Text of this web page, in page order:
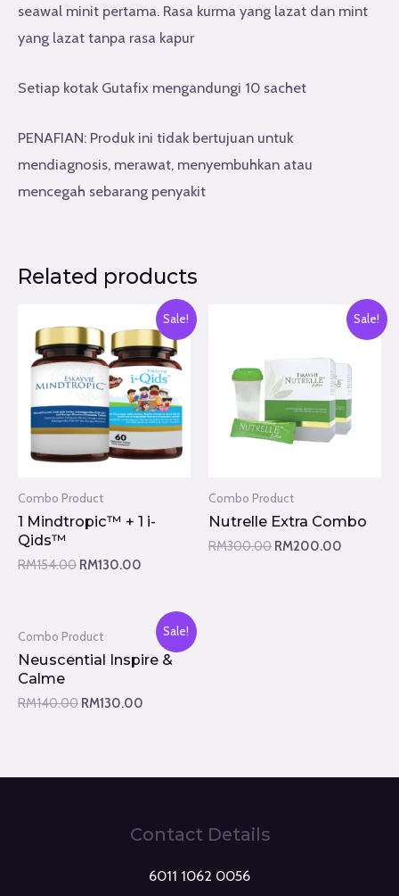
seawal minit pertama. Rasa kurma yang lazat dan mint
yang lazat tanpa rasa kapur
Setiap kotak Gutafix mengandungi 10 sachet
PENAFIAN: Produk ini tidak bertujuan untuk
mendiagnosis, merawat, menyembuhkan atau
mencegah sebarang penyakit
Related products
Sale!
Combo Product
1 Mindtropic™ + 1 i-
Qids™
RM154.00 RM130.00
Sale!
Combo Product
Nutrelle Extra Combo
RM300.00 RM200.00
Sale!
Combo Product
Neuscential Inspire &
Calme
RM140.00 RM130.00
Contact Details
6011 1062 0056